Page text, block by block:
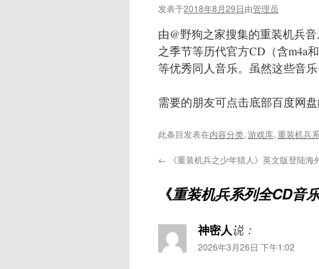
发表于2018年8月29日由管理员
由@野狗之家搜集的重装机兵
之季节等历代官方CD（含m4a
等优秀同人音乐。虽然这些音
需要的朋友可点击底部百度网
此条目发表在内容分类, 游戏库, 重装机兵
← 《重装机兵之少年猎人》英文版登陆海
《重装机兵系列全CD音
神密人说：
2026年3月26日 下午1:02